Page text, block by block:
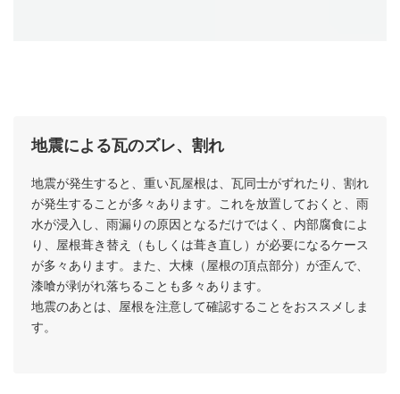
瓦屋根のメンテナンスが必要なケース
地震による瓦のズレ、割れ
地震が発生すると、重い瓦屋根は、瓦同士がずれたり、割れ
が発生することが多々あります。これを放置しておくと、雨
水が浸入し、雨漏りの原因となるだけではく、内部腐食によ
り、屋根葺き替え（もしくは葺き直し）が必要になるケース
が多々あります。また、大棟（屋根の頂点部分）が歪んで、
漆喰が剥がれ落ちることも多々あります。
地震のあとは、屋根を注意して確認することをおススメしま
す。